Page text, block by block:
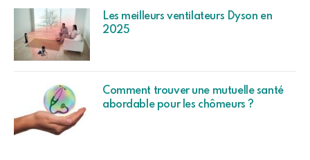
Les meilleurs ventilateurs Dyson en
2025
Comment trouver une mutuelle santé
abordable pour les chômeurs ?